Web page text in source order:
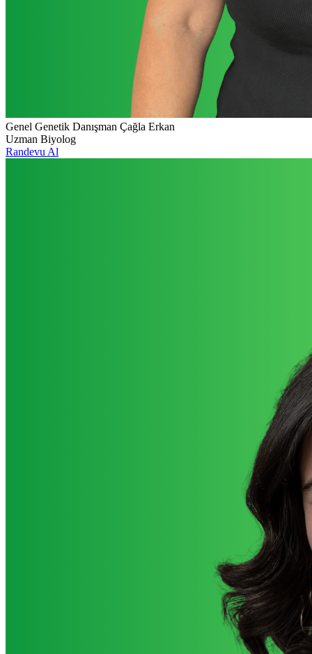
Genel Genetik Danışman Çağla Erkan
Uzman Biyolog
Randevu Al